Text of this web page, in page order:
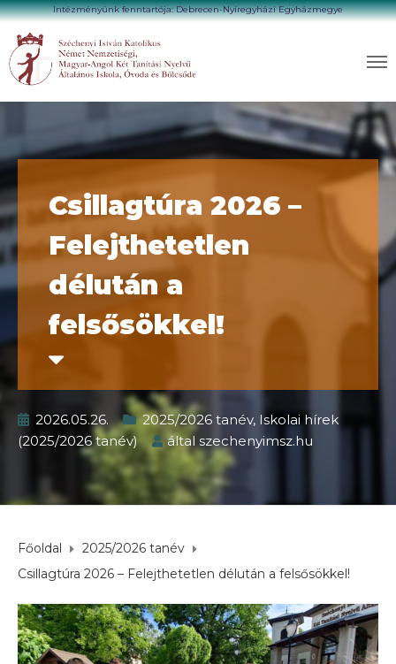
Intézményünk fenntartója: Debrecen-Nyíregyházi Egyházmegye
Csillagtúra 2026 –
Felejthetetlen
délután a
felsősökkel!
2026.05.26. 2025/2026 tanév, Iskolai hírek
(2025/2026 tanév)
által szechenyimsz.hu
Főoldal
2025/2026 tanév
Csillagtúra 2026 – Felejthetetlen délután a felsősökkel!